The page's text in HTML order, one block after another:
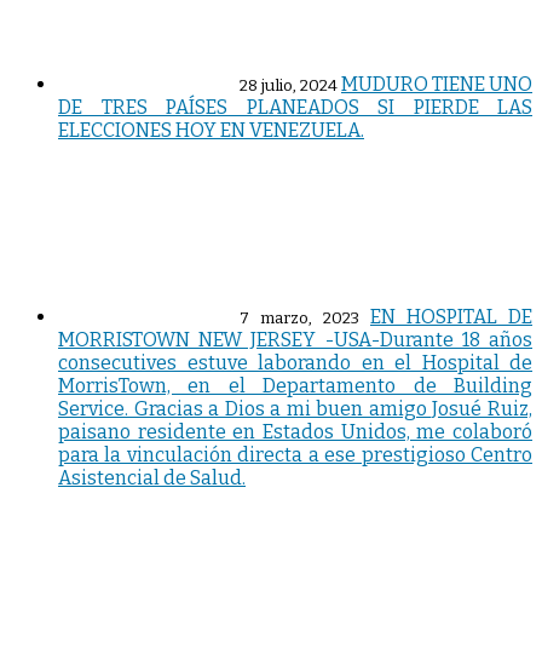
28 julio, 2024MUDURO TIENE UNO
DE TRES PAÍSES PLANEADOS SI PIERDE LAS
ELECCIONES HOY EN VENEZUELA.
7 marzo, 2023
EN HOSPITAL DE
MORRISTOWN NEW JERSEY -USA-Durante 18 años
consecutives estuve laborando en el Hospital de
MorrisTown, en el Departamento de Building
Service. Gracias a Dios a mi buen amigo Josué Ruiz,
paisano residente en Estados Unidos, me colaboró
para la vinculación directa a ese prestigioso Centro
Asistencial de Salud.